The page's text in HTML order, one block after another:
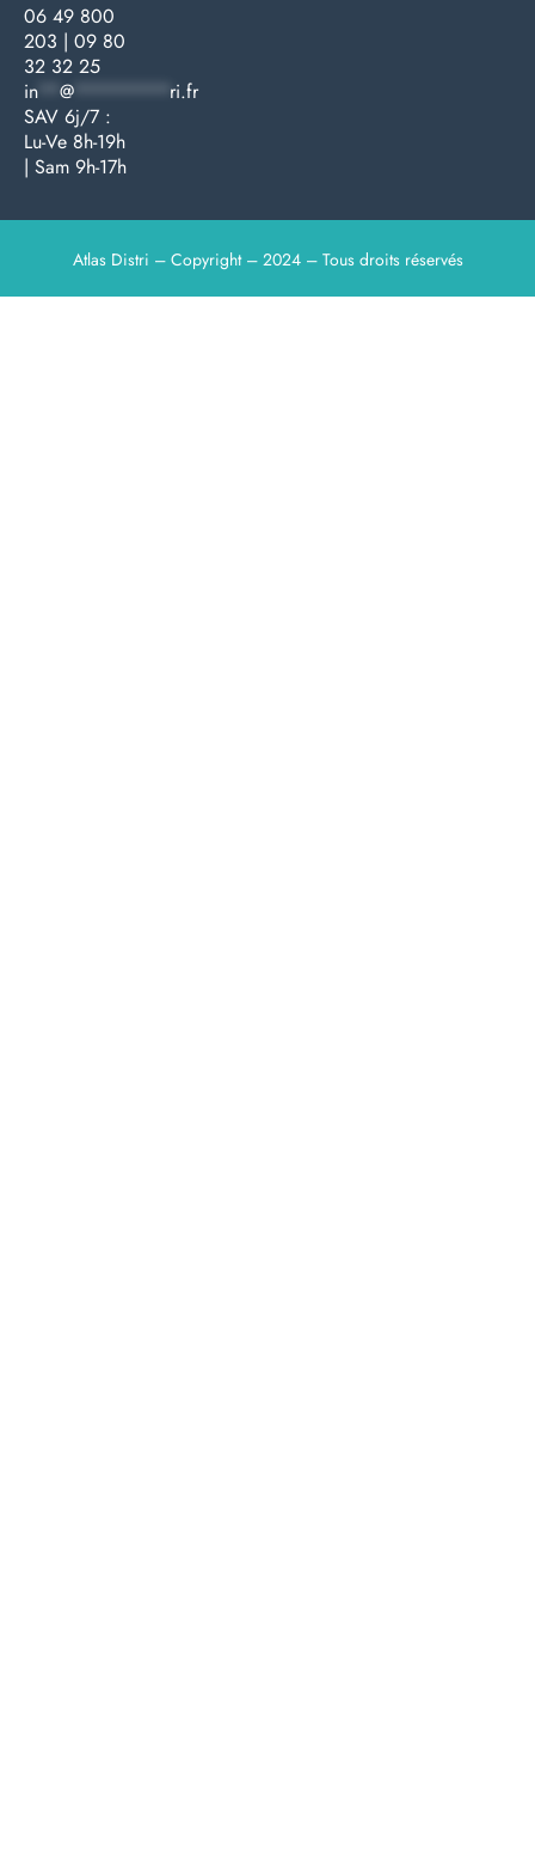
06 49 800
203 | 09 80
32 32 25
in
@
ri.fr
SAV 6j/7 :
Lu-Ve 8h-19h
| Sam 9h-17h
Atlas Distri – Copyright – 2024 – Tous droits réservés